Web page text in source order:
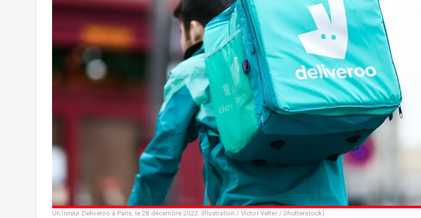
Un livreur Deliveroo à Paris, le 28 décembre 2022. (Illustration / Victor Velter / Shutterstock)